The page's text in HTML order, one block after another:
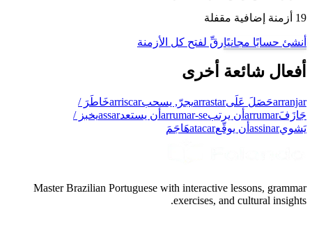
19 أزمنة إضافية مقفلة
أنشئ حسابًا مجانيًارقِّ لفتح كل الأزمنة
أفعال شائعة أخرى
arranjarحَصَلَ عَلَىarrastarيجرّ, يسحبarriscarخَاطَرَ /
جَازَفَarrumar أن يرتبarrumar-se أن يستعدassarيخبز /
يَشويassinar أن يوقّعatacarهَاجَمَ
Master Brazilian Portuguese with interactive lessons, grammar
exercises, and cultural insights.